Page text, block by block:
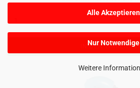
Alle Akzeptieren
Nur Notwendige
Weitere
IN DEN